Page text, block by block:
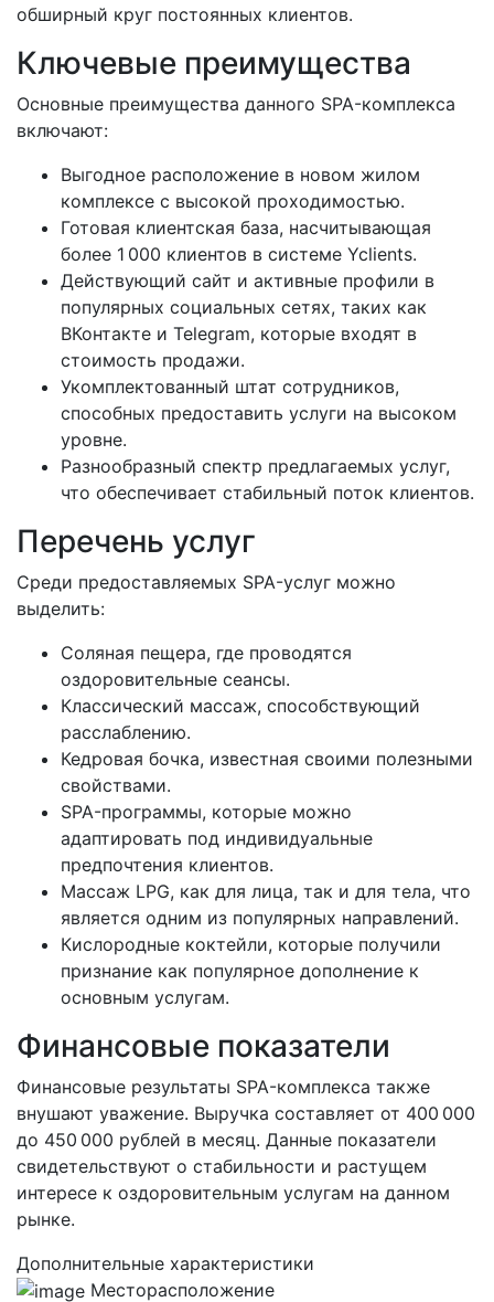
обширный круг постоянных клиентов.
Ключевые преимущества
Основные преимущества данного SPA-комплекса
включают:
Выгодное расположение в новом жилом
комплексе с высокой проходимостью.
Готовая клиентская база, насчитывающая
более 1 000 клиентов в системе Yclients.
Действующий сайт и активные профили в
популярных социальных сетях, таких как
ВКонтакте и Telegram, которые входят в
стоимость продажи.
Укомплектованный штат сотрудников,
способных предоставить услуги на высоком
уровне.
Разнообразный спектр предлагаемых услуг,
что обеспечивает стабильный поток клиентов.
Перечень услуг
Среди предоставляемых SPA-услуг можно
выделить:
Соляная пещера, где проводятся
оздоровительные сеансы.
Классический массаж, способствующий
расслаблению.
Кедровая бочка, известная своими полезными
свойствами.
SPA-программы, которые можно
адаптировать под индивидуальные
предпочтения клиентов.
Массаж LPG, как для лица, так и для тела, что
является одним из популярных направлений.
Кислородные коктейли, которые получили
признание как популярное дополнение к
основным услугам.
Финансовые показатели
Финансовые результаты SPA-комплекса также
внушают уважение. Выручка составляет от 400 000
до 450 000 рублей в месяц. Данные показатели
свидетельствуют о стабильности и растущем
интересе к оздоровительным услугам на данном
рынке.
Дополнительные характеристики
Месторасположение